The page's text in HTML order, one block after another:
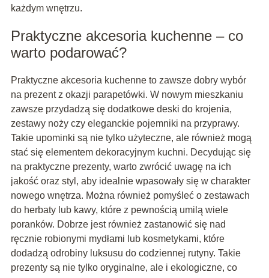
każdym wnętrzu.
Praktyczne akcesoria kuchenne – co
warto podarować?
Praktyczne akcesoria kuchenne to zawsze dobry wybór
na prezent z okazji parapetówki. W nowym mieszkaniu
zawsze przydadzą się dodatkowe deski do krojenia,
zestawy noży czy eleganckie pojemniki na przyprawy.
Takie upominki są nie tylko użyteczne, ale również mogą
stać się elementem dekoracyjnym kuchni. Decydując się
na praktyczne prezenty, warto zwrócić uwagę na ich
jakość oraz styl, aby idealnie wpasowały się w charakter
nowego wnętrza. Można również pomyśleć o zestawach
do herbaty lub kawy, które z pewnością umilą wiele
poranków. Dobrze jest również zastanowić się nad
ręcznie robionymi mydłami lub kosmetykami, które
dodadzą odrobiny luksusu do codziennej rutyny. Takie
prezenty są nie tylko oryginalne, ale i ekologiczne, co